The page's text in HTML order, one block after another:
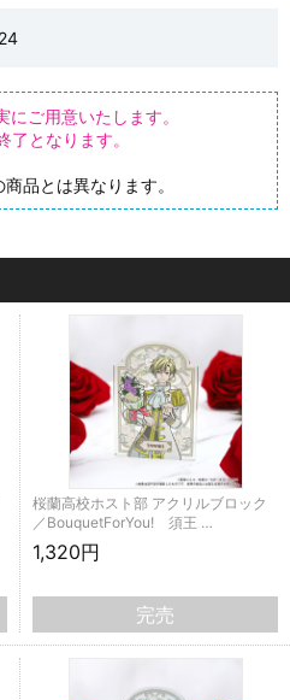
ご用意いたします。
となります。
品とは異なります。
桜蘭高校ホスト部 アクリルブロック
／BouquetForYou! 須王 …
1,320円
完売